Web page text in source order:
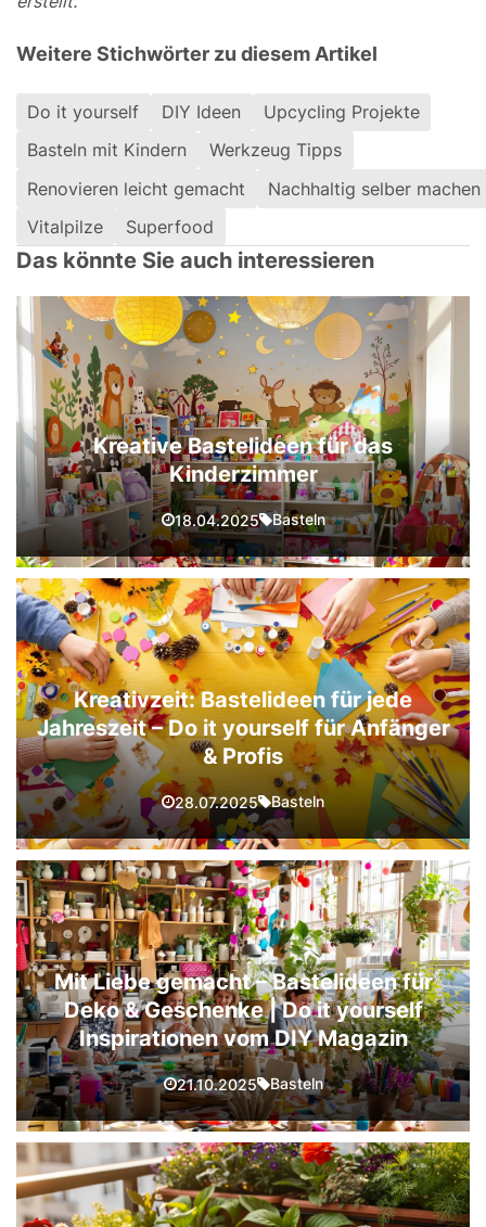
Weitere Stichwörter zu diesem Artikel
Do it yourself DIY Ideen
Upcycling Projekte
Basteln mit Kindern
Werkzeug Tipps
Renovieren leicht gemacht
Nachhaltig selber machen
Vitalpilze
Superfood
Das könnte Sie auch interessieren
Kreative Bastelideen für das
Kinderzimmer
18.04.2025 Basteln
Kreativzeit: Bastelideen für jede
Jahreszeit – Do it yourself für Anfänger
& Profis
28.07.2025 Basteln
Mit Liebe gemacht – Bastelideen für
Deko & Geschenke | Do it yourself
Inspirationen vom DIY Magazin
21.10.2025 Basteln